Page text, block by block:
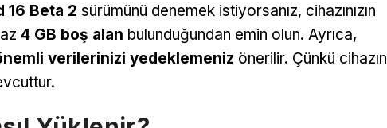
16 Beta 2 sürümünü denemek istiyorsanız, cihazınızın
4 GB boş alan bulunduğundan emin olun. Ayrıca,
verilerinizi yedeklemeniz önerilir. Çünkü cihazın